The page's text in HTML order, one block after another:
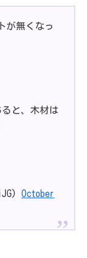
が無くなっ
と、木材は
October